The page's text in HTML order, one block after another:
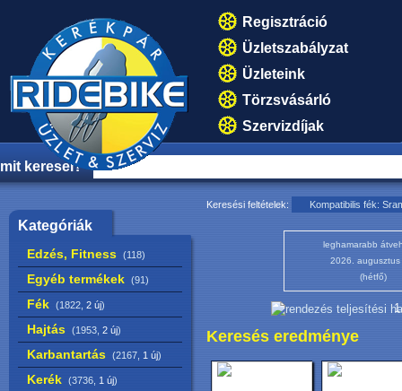
Regisztráció
Üzletszabályzat
Üzleteink
Törzsvásárló
Szervizdíjak
mit keresel?
Kategóriák
Edzés, Fitness (118)
Egyéb termékek (91)
Fék (1822, 2 új)
Hajtás (1953, 2 új)
Karbantartás (2167, 1 új)
Kerék (3736, 1 új)
Keresési feltételek: Kompatibilis fék:
leghamarabb
2026. augusztus
(hétfő)
Keresés eredménye